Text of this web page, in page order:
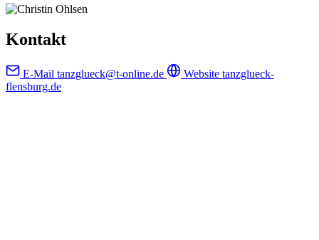
Kontakt
E-Mail tanzglueck@t-online.de Website tanzglueck-
flensburg.de